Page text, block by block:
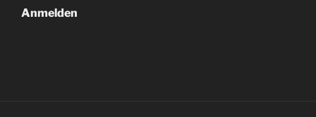
Anmelden